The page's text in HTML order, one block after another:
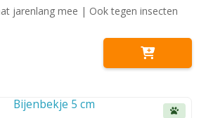
jarenlang mee | Ook tegen insecten